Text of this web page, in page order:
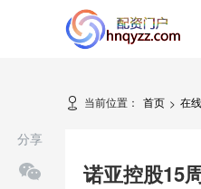
当前位置： 首页 > 在
诺亚控股15
分享